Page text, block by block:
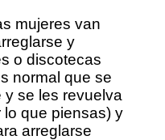
mujeres van
y
o discotecas
normal que se
y se les revuelva
que piensas) y
arreglarse